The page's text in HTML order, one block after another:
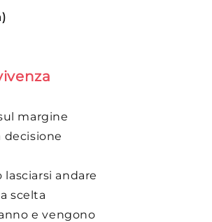
margine
decisione
andare
scelta
e vengono